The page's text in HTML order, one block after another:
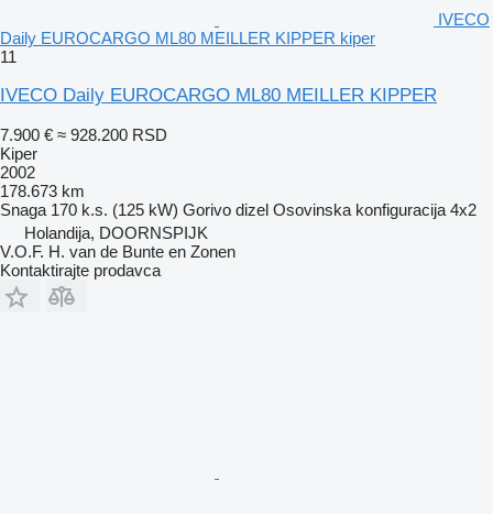
IVECO
Daily EUROCARGO ML80 MEILLER KIPPER kiper
11
IVECO Daily EUROCARGO ML80 MEILLER KIPPER
7.900 € ≈ 928.200 RSD
Kiper
2002
178.673 km
Snaga 170 k.s. (125 kW) Gorivo dizel Osovinska konfiguracija 4x2
Holandija, DOORNSPIJK
V.O.F. H. van de Bunte en Zonen
Kontaktirajte prodavca